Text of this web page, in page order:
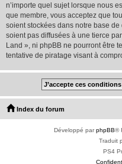
n’importe quel sujet lorsque nous
que membre, vous acceptez que
soient stockées dans notre base
soient pas diffusées à une tierce
Land », ni phpBB ne pourront être
tentative de piratage visant à
Index du forum
Développé parphpBB®
Traduit
PS4